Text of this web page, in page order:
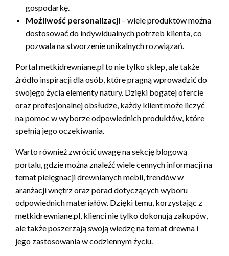
gospodarkę.
Możliwość personalizacji – wiele produktów można
dostosować do indywidualnych potrzeb klienta, co
pozwala na stworzenie unikalnych rozwiązań.
Portal metkidrewniane.pl to nie tylko sklep, ale także
źródło inspiracji dla osób, które pragną wprowadzić do
swojego życia elementy natury. Dzięki bogatej ofercie
oraz profesjonalnej obsłudze, każdy klient może liczyć
na pomoc w wyborze odpowiednich produktów, które
spełnią jego oczekiwania.
Warto również zwrócić uwagę na sekcję blogową
portalu, gdzie można znaleźć wiele cennych informacji na
temat pielęgnacji drewnianych mebli, trendów w
aranżacji wnętrz oraz porad dotyczących wyboru
odpowiednich materiałów. Dzięki temu, korzystając z
metkidrewniane.pl, klienci nie tylko dokonują zakupów,
ale także poszerzają swoją wiedzę na temat drewna i
jego zastosowania w codziennym życiu.